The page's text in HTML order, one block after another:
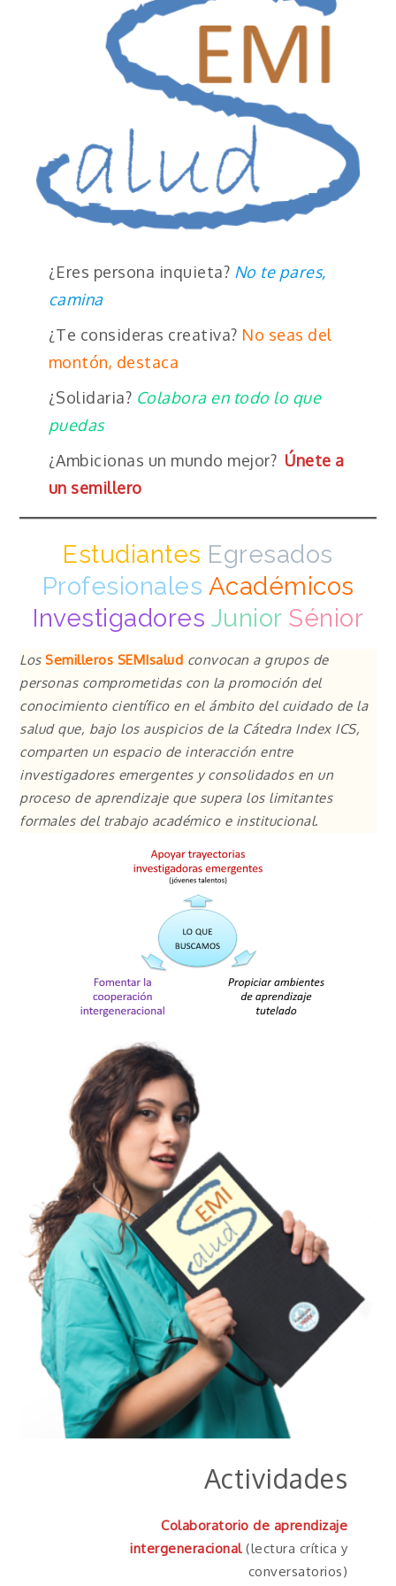
¿Eres persona inquieta? No te pares,
camina
¿Te consideras creativa? No seas del
montón, destaca
¿Solidaria? Colabora en todo lo que
puedas
¿Ambicionas un mundo mejor? Únete a
un semillero
Estudiantes Egresados
Profesionales Académicos
Investigadores Junior Sénior
LosSemilleros SEMIsalud convocan a grupos de
personas comprometidas con la promoción del
conocimiento científico en el ámbito del cuidado de la
salud que, bajo los auspicios de la Cátedra Index ICS,
comparten un espacio de interacción entre
investigadores emergentes y consolidados en un
proceso de aprendizaje que supera los limitantes
formales del trabajo académico e institucional.
Actividades
Colaboratorio de aprendizaje
intergeneracional(lectura crítica y
conversatorios)